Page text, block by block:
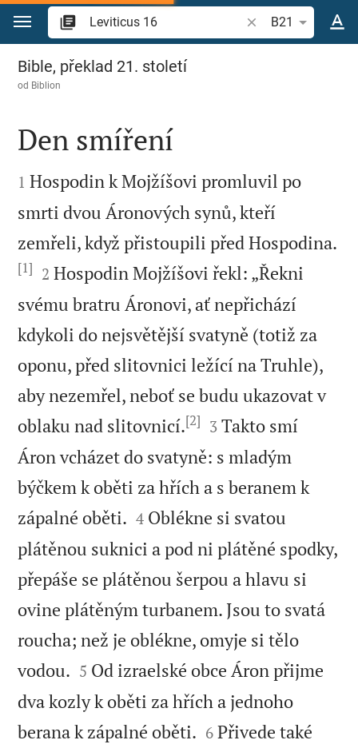
Přejít na obsah
Vyhledat biblický
B21
Leviticus 16
Bible, překlad 21. století
od Biblion

Den smíření

1 Hospodin k Mojžíšovi promluvil po
smrti dvou Áronových synů, kteří
zemřeli, když přistoupili před Hospodina.
[1] 

2 Hospodin Mojžíšovi řekl: „Řekni
svému bratru Áronovi, ať nepřichází
kdykoli do nejsvětější svatyně (totiž za
oponu, před slitovnici ležící na Truhle),
aby nezemřel, neboť se budu ukazovat v
oblaku nad slitovnicí.[2] 

3 Takto smí
Áron vcházet do svatyně: s mladým
býčkem k oběti za hřích a s beranem k
zápalné oběti. 

4 Oblékne si svatou
plátěnou suknici a pod ni plátěné spodky,
přepáše se plátěnou šerpou a hlavu si
ovine plátěným turbanem. Jsou to svatá
roucha; než je oblékne, omyje si tělo
vodou. 

5 Od izraelské obce Áron přijme
dva kozly k oběti za hřích a jednoho
berana k zápalné oběti. 

6 Přivede také